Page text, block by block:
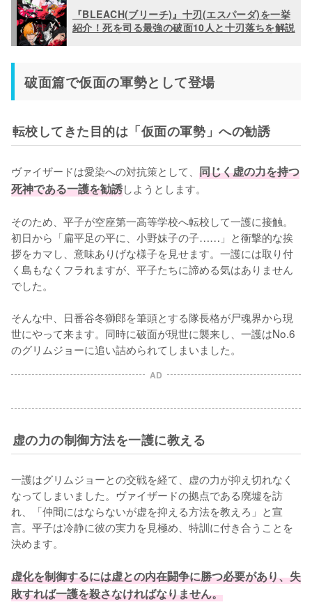
『BLEACH(ブリーチ)』十刃(エスパーダ)を一挙
紹介！死を司る最強の破面10人と十刃落ちを解説
破面篇で仮面の軍勢として登場
転校してきた目的は「仮面の軍勢」への勧誘
ヴァイザードは愛染への対抗策として、 同じく虚の力を持つ
死神である一護を勧誘しようとします。
そのため、平子が空座第一高等学校へ転校して一護に接触。
初日から「扁平足の平に、小野妹子の子……」と衝撃的な挨
拶をカマし、意味ありげな様子を見せます。一護には取り付
く島もなくフラれますが、平子たちに諦める気はありません
でした。
そんな中、日番谷冬獅郎を筆頭とする隊長格が尸魂界から現
世にやって来ます。同時に破面が現世に襲来し、一護はNo.6
のグリムジョーに追い詰められてしまいました。
AD
虚の力の制御方法を一護に教える
一護はグリムジョーとの交戦を経て、虚の力が抑え切れなく
なってしまいました。ヴァイザードの拠点である廃墟を訪
れ、「仲間にはならないが虚を抑える方法を教えろ」と宣
言。平子は冷静に彼の実力を見極め、特訓に付き合うことを
決めます。
虚化を制御するには虚との内在闘争に勝つ必要があり、失
敗すれば一護を殺さなければなりません。